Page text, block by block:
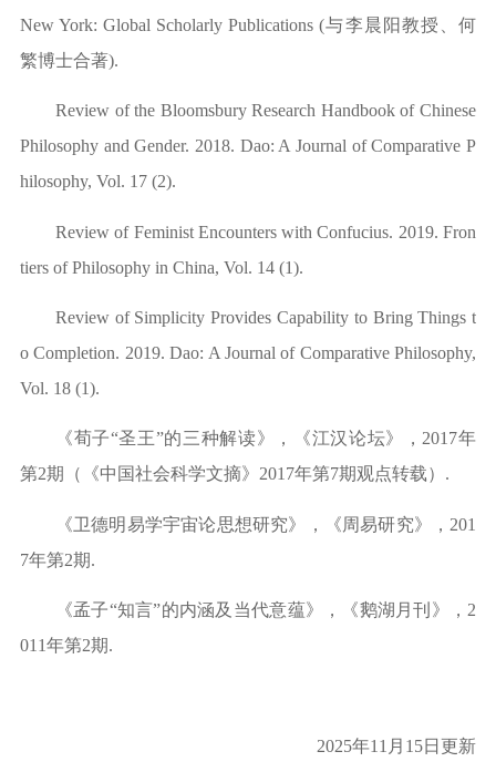
New York: Global Scholarly Publications (与李晨阳教授、何
繁博士合著).
Review of the Bloomsbury Research Handbook of Chinese
Philosophy and Gender. 2018. Dao: A Journal of Comparative P
hilosophy, Vol. 17 (2).
Review of Feminist Encounters with Confucius. 2019.Fron
tiers of Philosophy in China, Vol. 14 (1).
Review of Simplicity Provides Capability to Bring Things t
o Completion. 2019.Dao: A Journal of Comparative Philosophy,
Vol. 18 (1).
《荀子“圣王”的三种解读》，《江汉论坛》，2017年
第2期（《中国社会科学文摘》2017年第7期观点转载） .
《卫德明易学宇宙论思想研究》，《周易研究》， 201
7年第2期.
《孟子“知言”的内涵及当代意蕴》，《鹅湖月刊》，2
011年第2期.
2025年11月15日更新